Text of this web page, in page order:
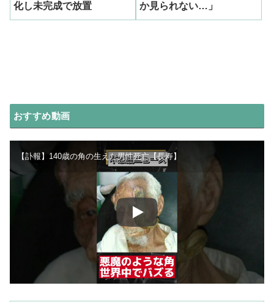
化し未完成で放置
か見られない…」
おすすめ動画
【訃報】140歳の角の生えた男性死亡【長寿】